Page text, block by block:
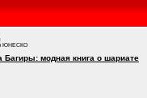
ЮНЕСКО
Багиры: модная книга о шариате